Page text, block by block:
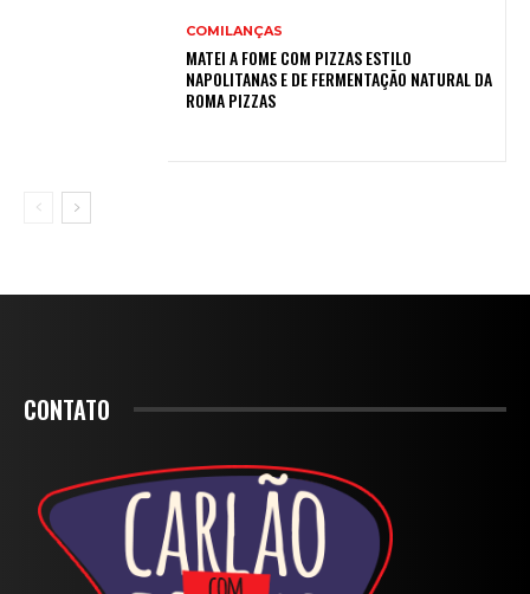
COMILANÇAS
MATEI A FOME COM PIZZAS ESTILO
NAPOLITANAS E DE FERMENTAÇÃO NATURAL DA
ROMA PIZZAS
CONTATO